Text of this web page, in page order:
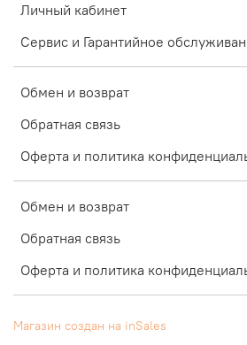
Личный кабинет
Сервис и Гарантийное
Обмен и возврат
Обратная связь
Оферта и политика
Обмен и возврат
Обратная связь
Оферта и политика
Магазин создан на inSales